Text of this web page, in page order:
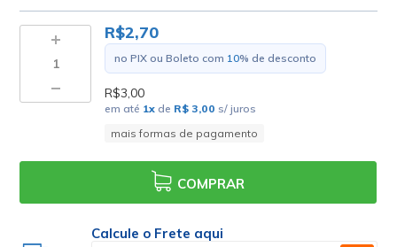
R$2,70
no PIX ou Boleto com 10% de desconto
R$3,00
em até 1x de R$ 3,00 s/ juros
mais formas de pagamento
COMPRAR
Calcule o Frete aqui